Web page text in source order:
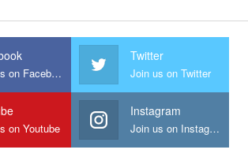
Join us on Facebook
Twitter
Join us on Twitter
on Youtube
Instagram
Join us on Instagram